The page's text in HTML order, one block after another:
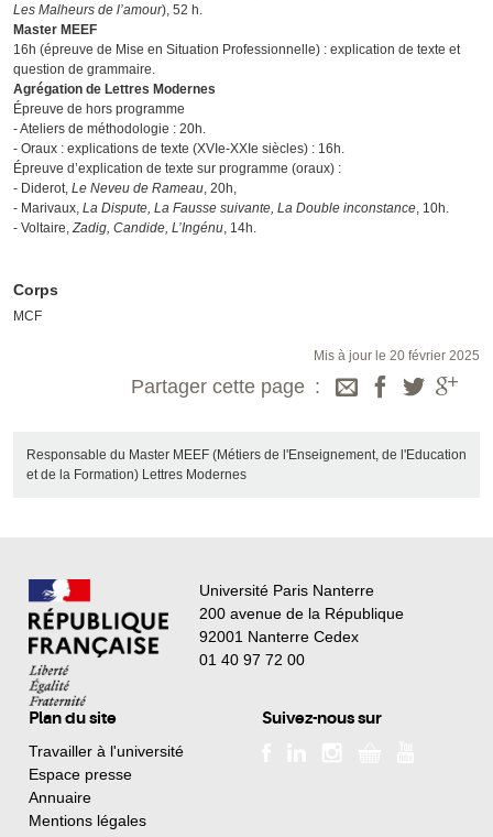
Les Malheurs de l’amour), 52 h.
Master MEEF
16h (épreuve de Mise en Situation Professionnelle) : explication de texte et
question de grammaire.
Agrégation de Lettres Modernes
Épreuve de hors programme
- Ateliers de méthodologie : 20h.
- Oraux : explications de texte (XVIe-XXIe siècles) : 16h.
Épreuve d’explication de texte sur programme (oraux) :
- Diderot, Le Neveu de Rameau , 20h,
- Marivaux, La Dispute, La Fausse suivante, La Double inconstance , 10h.
- Voltaire, Zadig, Candide, L’Ingénu , 14h.
Corps
MCF
Mis à jour le 20 février 2025
Partager cette page
Responsable du Master MEEF (Métiers de l'Enseignement, de l'Education
et de la Formation) Lettres Modernes
Université Paris Nanterre
200 avenue de la République
92001 Nanterre Cedex
01 40 97 72 00
Plan du site
Travailler à l'université
Espace presse
Annuaire
Mentions légales
Suivez-nous sur